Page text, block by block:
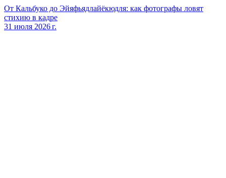
От Кальбуко до Эйяфьядлайёкюдля: как фотографы ловят
стихию в кадре
31 июля 2026 г.